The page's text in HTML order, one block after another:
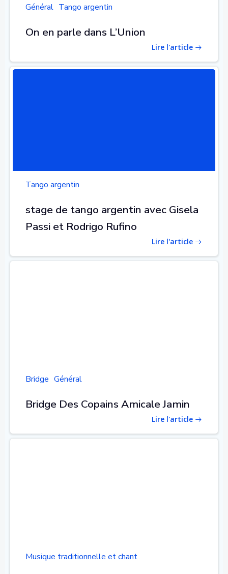
Général Tango argentin
On en parle dans L’Union
Lire l'article
Tango argentin
stage de tango argentin avec Gisela
Passi et Rodrigo Rufino
Lire l'article
Bridge Général
Bridge Des Copains Amicale Jamin
Lire l'article
Musique traditionnelle et chant